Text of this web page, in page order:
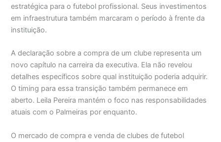
estratégica para o futebol profissional. Seus investimentos
em infraestrutura também marcaram o período à frente da
instituição.
A declaração sobre a compra de um clube representa um
novo capítulo na carreira da executiva. Ela não revelou
detalhes específicos sobre qual instituição poderia adquirir.
O timing para essa transição também permanece em
aberto. Leila Pereira mantém o foco nas responsabilidades
atuais com o Palmeiras por enquanto.
O mercado de compra e venda de clubes de futebol